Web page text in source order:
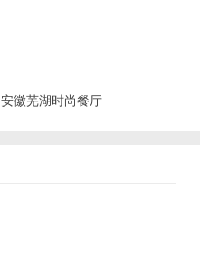
安徽芜湖时尚餐厅